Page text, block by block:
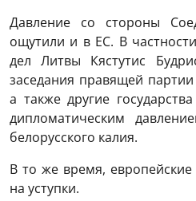
Давление со стороны
ощутили и в ЕС. В
дел Литвы Кястутис
заседания правящей
а также другие
дипломатическим
белорусского калия.
В то же время,
на уступки.